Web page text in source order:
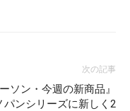
次の記事
ーソン・今週の新商品』
パンシリーズに新しく2